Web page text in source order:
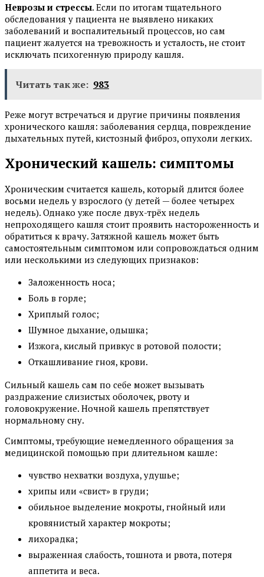
Неврозы и стрессы. Если по итогам тщательного
обследования у пациента не выявлено никаких
заболеваний и воспалительный процессов, но сам
пациент жалуется на тревожность и усталость, не стоит
исключать психогенную природу кашля.
Читать так же: 983
Реже могут встречаться и другие причины появления
хронического кашля: заболевания сердца, повреждение
дыхательных путей, кистозный фиброз, опухоли легких.
Хронический кашель: симптомы
Хроническим считается кашель, который длится более
восьми недель у взрослого (у детей — более четырех
недель). Однако уже после двух-трёх недель
непроходящего кашля стоит проявить настороженность и
обратиться к врачу. Затяжной кашель может быть
самостоятельным симптомом или сопровождаться одним
или несколькими из следующих признаков:
Заложенность носа;
Боль в горле;
Хриплый голос;
Шумное дыхание, одышка;
Изжога, кислый привкус в ротовой полости;
Откашливание гноя, крови.
Сильный кашель сам по себе может вызывать
раздражение слизистых оболочек, рвоту и
головокружение. Ночной кашель препятствует
нормальному сну.
Симптомы, требующие немедленного обращения за
медицинской помощью при длительном кашле:
чувство нехватки воздуха, удушье;
хрипы или «свист» в груди;
обильное выделение мокроты, гнойный или
кровянистый характер мокроты;
лихорадка;
выраженная слабость, тошнота и рвота, потеря
аппетита и веса.